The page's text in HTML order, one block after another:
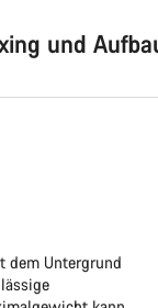
und
dem Untergrund